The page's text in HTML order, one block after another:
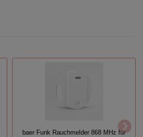
baer Funk Rauchmelder 868 MHz für